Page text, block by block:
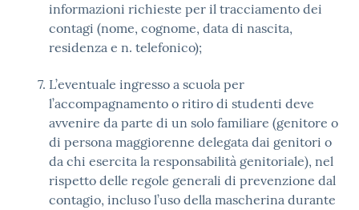
informazioni richieste per il tracciamento dei
contagi (nome, cognome, data di nascita,
residenza e n. telefonico);
L’eventuale ingresso a scuola per
l’accompagnamento o ritiro di studenti deve
avvenire da parte di un solo familiare (genitore o
di persona maggiorenne delegata dai genitori o
da chi esercita la responsabilità genitoriale), nel
rispetto delle regole generali di prevenzione dal
contagio, incluso l’uso della mascherina durante